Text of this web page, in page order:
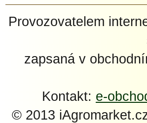
Provozovatelem
zapsaná v
Kontakt: e-
© 2013